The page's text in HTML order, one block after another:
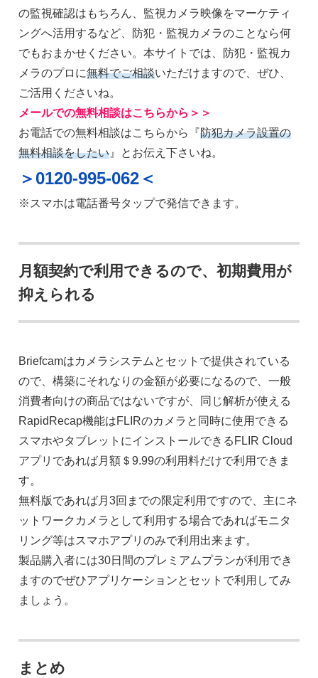
の監視確認はもちろん、監視カメラ映像をマーケティ
ングへ活用するなど、防犯・監視カメラのことなら何
でもおまかせください。本サイトでは、防犯・監視カ
メラのプロに無料でご相談いただけますので、ぜひ、
ご活用くださいね。
メールでの無料相談はこちらから＞＞
お電話での無料相談はこちらから『防犯カメラ設置の
無料相談をしたい 』とお伝え下さいね。
＞0120-995-062＜
※スマホは電話番号タップで発信できます。
月額契約で利用できるので、初期費用が
抑えられる
Briefcamはカメラシステムとセットで提供されている
ので、構築にそれなりの金額が必要になるので、一般
消費者向けの商品ではないですが、同じ解析が使える
RapidRecap機能はFLIRのカメラと同時に使用できる
スマホやタブレットにインストールできるFLIR Cloud
アプリであれば月額＄9.99の利用料だけで利用できま
す。
無料版であれば月3回までの限定利用ですので、主にネ
ットワークカメラとして利用する場合であればモニタ
リング等はスマホアプリのみで利用出来ます。
製品購入者には30日間のプレミアムプランが利用でき
ますのでぜひアプリケーションとセットで利用してみ
ましょう。
まとめ